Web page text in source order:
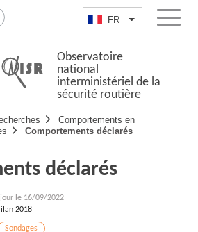
FR Lister lesMenu
Observatoire
national
interministériel de la
sécurité routière
Comportements en
Comportements déclarés
déclarés
le 16/09/2022
2018
Sondages